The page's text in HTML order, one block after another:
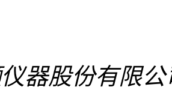
器股份有限公